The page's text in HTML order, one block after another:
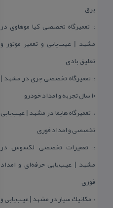
برق
:: تعمیرگاه تخصصی كیا موهاوی در
مشهد | عیب‌یابی و تعمیر موتور و
تعلیق بادی
:: تعمیرگاه تخصصی چری در مشهد |
۱۰ سال تجربه و امداد خودرو
:: تعمیرگاه هایما در مشهد | عیب‌یابی
تخصصی و امداد فوری
:: تعمیرات تخصصی لكسوس در
مشهد | عیب‌یابی حرفه‌ای و امداد
فوری
:: مكانیك سیار در مشهد | عیب‌یابی و